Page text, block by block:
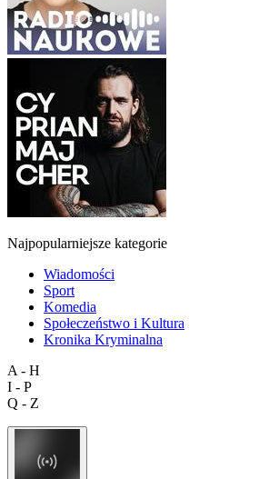
Najpopularniejsze kategorie
Wiadomości
Sport
Komedia
Społeczeństwo i Kultura
Kronika Kryminalna
A - H
I - P
Q - Z